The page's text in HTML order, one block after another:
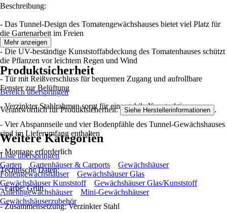
Beschreibung:
- Das Tunnel-Design des Tomatengewächshauses bietet viel Platz für
die Gartenarbeit im Freien
- Die UV-beständige Kunststoffabdeckung des Tomatenhauses schützt
die Pflanzen vor leichtem Regen und Wind
- Tür mit Reißverschluss für bequemen Zugang und aufrollbare
Fenster zur Belüftung
- Verzinkter Stahlrahmen sorgt für eine stabile Konstruktion
- Vier Abspannseile und vier Bodenpfähle des Tunnel-Gewächshauses
sind im Lieferumfang enthalten
- Montage erforderlich
Technische Daten:
- Farbe: Grün
- Zusammensetzung: Verzinkter Stahl
Mehr anzeigen
Produktsicherheit
Bereich überspringen
Verantwortlich für Produktsicherheit: Siehe Herstellerinformationen .
Weitere Kategorien
Liste überspringen
Garten
Gartenhäuser & Carports
Gewächshäuser
Foliengewächshäuser
Gewächshäuser Glas
Gewächshäuser Kunststoff
Gewächshäuser Glas/Kunststoff
Anlehngewächshäuser
Mini-Gewächshäuser
Gewächshäuserzubehör